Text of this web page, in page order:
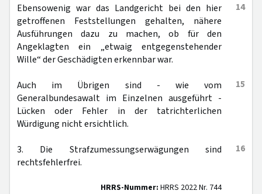
14
Ebensowenig war das Landgericht bei den hier
getroffenen Feststellungen gehalten, nähere
Ausführungen dazu zu machen, ob für den
Angeklagten ein „etwaig entgegenstehender
Wille“ der Geschädigten erkennbar war.
15
Auch im Übrigen sind - wie vom
Generalbundesawalt im Einzelnen ausgeführt -
Lücken oder Fehler in der tatrichterlichen
Würdigung nicht ersichtlich.
16
3. Die Strafzumessungserwägungen sind
rechtsfehlerfrei.
HRRS-Nummer: HRRS 2022 Nr. 744